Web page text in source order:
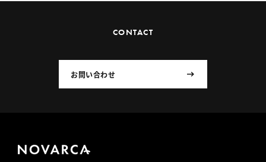
CONTACT
お問い合わせ